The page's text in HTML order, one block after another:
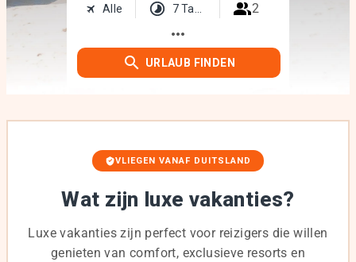
Alle 7 Tage 2
more_horiz
URLAUB FINDEN
VLIEGEN VANAF DUITSLAND
Wat zijn luxe vakanties?
Luxe vakanties zijn perfect voor reizigers die willen
genieten van comfort, exclusieve resorts en